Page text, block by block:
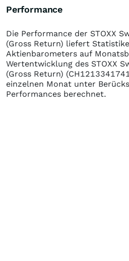
Performance
Die Performance der STOXX
(Gross Return) liefert
Aktienbarometers auf
Wertentwicklung des STOXX
(Gross Return)
einzelnen Monat unter
Performances berechnet.